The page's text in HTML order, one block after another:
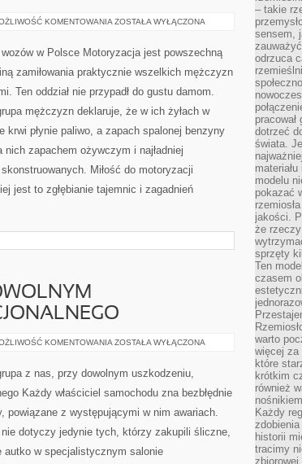
KOMENTOWANIA ZARZEWIA
ZOSTAŁA WYŁĄCZONA
w Polsce Motoryzacja jest powszechną
zamiłowania praktycznie wszelkich mężczyzn
Ten oddział nie przypadł do gustu damom.
mężczyzn deklaruje, że w ich żyłach w
krwi płynie paliwo, a zapach spalonej benzyny
nich zapachem ożywczym i najładniej
Miłość do motoryzacji
jest to zgłębianie tajemnic i zagadnień
KOMENTOWANIA WIELU
DOWOLNYM
FUNKCJONALNEGO
ZOSTAŁA WYŁĄCZONA
z nas, przy dowolnym uszkodzeniu,
Każdy właściciel samochodu zna bezbłędnie
powiązane z występującymi w nim awariach.
nie dotyczy jedynie tych, którzy zakupili śliczne,
autko w specjalistycznym salonie
– takie
sensem,
odrzuca
dotrzeć
świata.
modelu
pokazać
jakości.
że
sprzęty
Ten
czasem
warto
więcej za
które
krótkim
również
Każdy
historii
tracimy